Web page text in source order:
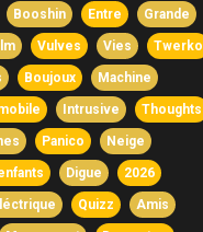
Booshin Entre Grande
Vulves Vies Twerko
Boujoux Machine
Intrusive Thoughts
Panico Neige
Digue 2026
Quizz Amis